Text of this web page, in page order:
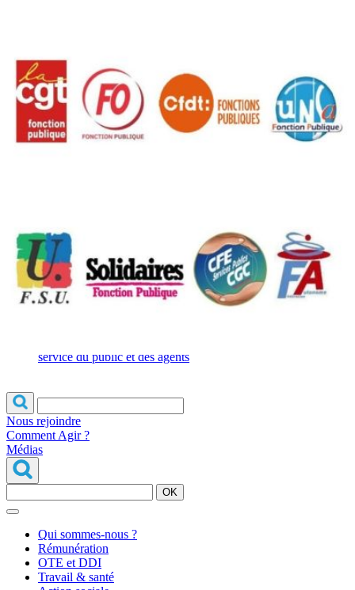
Qui
S'inscrire à
OTE et DDI
|
Travail & santé
|
Action sociale
|
service du public et des agents
Nous rejoindre
Comment Agir ?
Médias
OK
Qui sommes-nous ?
Rémunération
OTE et DDI
Travail & santé